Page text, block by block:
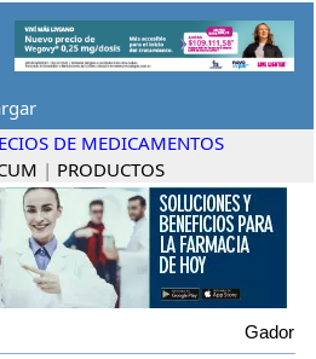
DE MEDICAMENTOS
| PRODUCTOS
Gador